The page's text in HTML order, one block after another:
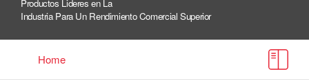
Productos Lideres en La
Industria Para Un Rendimiento Comercial Superior
Home